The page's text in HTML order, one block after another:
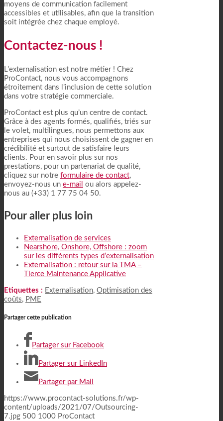
moyens de communication facilement
accessibles et utilisables, afin que la transition
soit intégrée chez chaque employé.
Contactez-nous !
L’externalisation est notre métier ! Chez
ProContact, nous vous accompagnons
étroitement dans l’inclusion de cette solution
dans votre stratégie commerciale.
ProContact est plus qu’un centre de contact.
Grâce à des agents formés, qualifiés, triés sur
le volet, multilingues, nous permettons aux
entreprises qui nous choisissent de gagner en
crédibilité et surtout de satisfaire leurs
clients. Pour en savoir plus sur nos
prestations, pour un partenariat de qualité,
cliquez sur notre formulaire de contact,
envoyez-nous un e-mail ou alors appelez-
nous au (+33) 1 77 75 04 50.
Pour aller plus loin
Externalisation de services
Nearshore, Onshore, Offshore : zoom
sur les différents types d’externalisation
Externalisation : retour sur la TMA –
Tierce Maintenance Applicative
Etiquettes : Externalisation, Optimisation des
coûts, PME
Partager cette publication
Partager sur Facebook
Partager sur LinkedIn
Partager par Mail
https://www.procontact-solutions.fr/wp-
content/uploads/2021/07/Outsourcing-
7.jpg 500 1000 ProContact